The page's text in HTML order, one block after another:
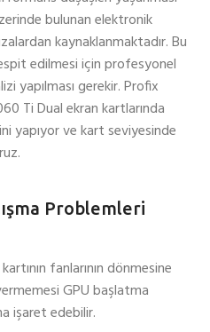
bulunan elektronik
kaynaklanmaktadır. Bu
edilmesi için profesyonel
yapılması gerekir. Profix
Ti Dual ekran kartlarında
yapıyor ve kart seviyesinde
Problemleri
fanlarının dönmesine
GPU başlatma
işaret edebilir.